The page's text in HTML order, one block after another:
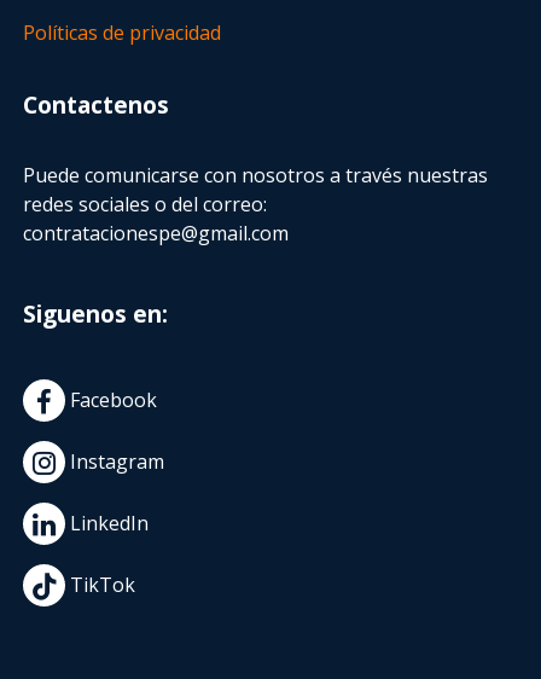
Políticas de privacidad
Contactenos
Puede comunicarse con nosotros a través nuestras
redes sociales o del correo:
contratacionespe@gmail.com
Siguenos en:
Facebook
Instagram
LinkedIn
TikTok